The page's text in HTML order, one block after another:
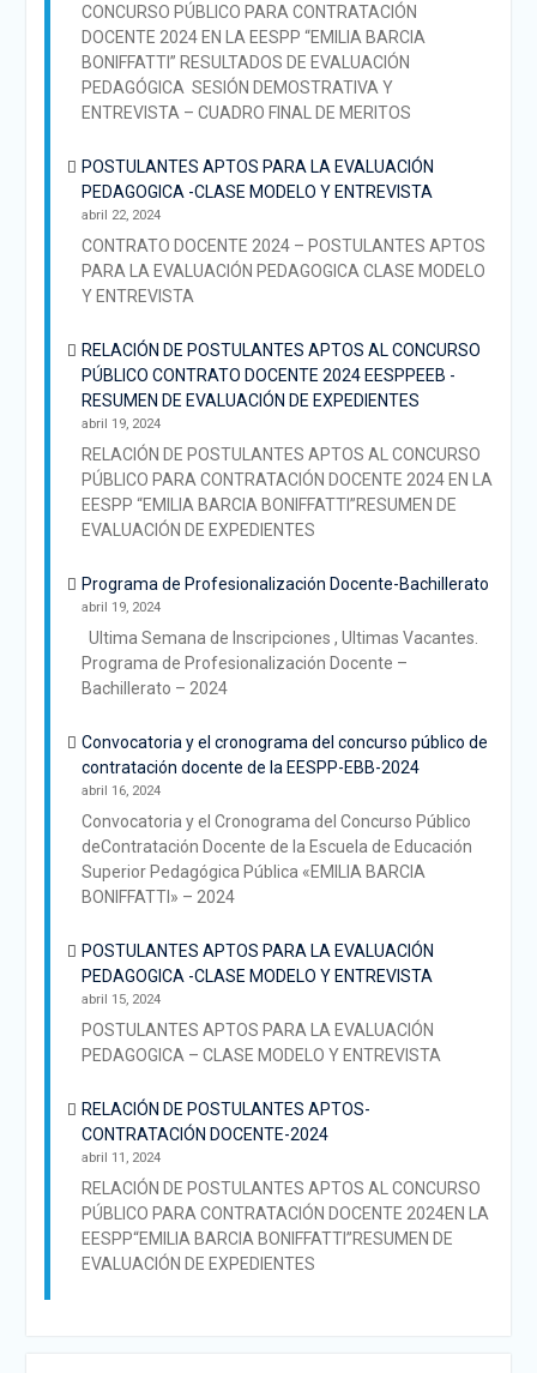
CONCURSO PÚBLICO PARA CONTRATACIÓN
DOCENTE 2024 EN LA EESPP “EMILIA BARCIA
BONIFFATTI” RESULTADOS DE EVALUACIÓN
PEDAGÓGICA SESIÓN DEMOSTRATIVA Y
ENTREVISTA – CUADRO FINAL DE MERITOS
POSTULANTES APTOS PARA LA EVALUACIÓN
PEDAGOGICA -CLASE MODELO Y ENTREVISTA
abril 22, 2024
CONTRATO DOCENTE 2024 – POSTULANTES APTOS
PARA LA EVALUACIÓN PEDAGOGICA CLASE MODELO
Y ENTREVISTA
RELACIÓN DE POSTULANTES APTOS AL CONCURSO
PÚBLICO CONTRATO DOCENTE 2024 EESPPEEB -
RESUMEN DE EVALUACIÓN DE EXPEDIENTES
abril 19, 2024
RELACIÓN DE POSTULANTES APTOS AL CONCURSO
PÚBLICO PARA CONTRATACIÓN DOCENTE 2024 EN LA
EESPP “EMILIA BARCIA BONIFFATTI”RESUMEN DE
EVALUACIÓN DE EXPEDIENTES
Programa de Profesionalización Docente-Bachillerato
abril 19, 2024
Ultima Semana de Inscripciones , Ultimas Vacantes.
Programa de Profesionalización Docente –
Bachillerato – 2024
Convocatoria y el cronograma del concurso público de
contratación docente de la EESPP-EBB-2024
abril 16, 2024
Convocatoria y el Cronograma del Concurso Público
deContratación Docente de la Escuela de Educación
Superior Pedagógica Pública «EMILIA BARCIA
BONIFFATTI» – 2024
POSTULANTES APTOS PARA LA EVALUACIÓN
PEDAGOGICA -CLASE MODELO Y ENTREVISTA
abril 15, 2024
POSTULANTES APTOS PARA LA EVALUACIÓN
PEDAGOGICA – CLASE MODELO Y ENTREVISTA
RELACIÓN DE POSTULANTES APTOS-
CONTRATACIÓN DOCENTE-2024
abril 11, 2024
RELACIÓN DE POSTULANTES APTOS AL CONCURSO
PÚBLICO PARA CONTRATACIÓN DOCENTE 2024EN LA
EESPP“EMILIA BARCIA BONIFFATTI”RESUMEN DE
EVALUACIÓN DE EXPEDIENTES